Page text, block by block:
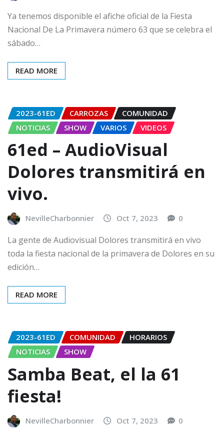
Ya tenemos disponible el afiche oficial de la Fiesta
Nacional De La Primavera número 63 que se celebra el
sábado…
READ MORE
2023-61ED CARROZAS
COMUNIDAD
NOTICIAS
SHOW VARIOS VIDEOS
61ed – AudioVisual
Dolores transmitirá en
vivo.
NevilleCharbonnier Oct 7, 2023 0
La gente de Audiovisual Dolores transmitirá en vivo
toda la fiesta nacional de la primavera de Dolores en su
edición…
READ MORE
2023-61ED COMUNIDAD
HORARIOS
NOTICIAS
SHOW
Samba Beat, el la 61
fiesta!
NevilleCharbonnier Oct 7, 2023 0